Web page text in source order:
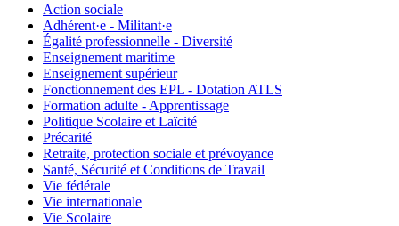
Action sociale
Adhérent·e - Militant·e
Égalité professionnelle - Diversité
Enseignement maritime
Enseignement supérieur
Fonctionnement des EPL - Dotation ATLS
Formation adulte - Apprentissage
Politique Scolaire et Laïcité
Précarité
Retraite, protection sociale et prévoyance
Santé, Sécurité et Conditions de Travail
Vie fédérale
Vie internationale
Vie Scolaire